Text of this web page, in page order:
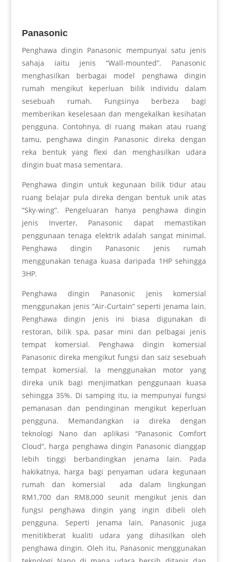
Panasonic
Penghawa dingin Panasonic mempunyai satu jenis
sahaja iaitu jenis “Wall-mounted”. Panasonic
menghasilkan berbagai model penghawa dingin
rumah mengikut keperluan bilik individu dalam
sesebuah rumah. Fungsinya berbeza bagi
memberikan keselesaan dan mengekalkan kesihatan
pengguna. Contohnya, di ruang makan atau ruang
tamu, penghawa dingin Panasonic direka dengan
reka bentuk yang flexi dan menghasilkan udara
dingin buat masa sementara.
Penghawa dingin untuk kegunaan bilik tidur atau
ruang belajar pula direka dengan bentuk unik atas
“Sky-wing”. Pengeluaran hanya penghawa dingin
jenis Inverter, Panasonic dapat memastikan
penggunaan tenaga elektrik adalah sangat minimal.
Penghawa dingin Panasonic jenis rumah
menggunakan tenaga kuasa daripada 1HP sehingga
3HP.
Penghawa dingin Panasonic jenis komersial
menggunakan jenis “Air-Curtain” seperti jenama lain.
Penghawa dingin jenis ini biasa digunakan di
restoran, bilik spa, pasar mini dan pelbagai jenis
tempat komersial. Penghawa dingin komersial
Panasonic direka mengikut fungsi dan saiz sesebuah
tempat komersial. Ia menggunakan motor yang
direka unik bagi menjimatkan penggunaan kuasa
sehingga 35%. Di samping itu, ia mempunyai fungsi
pemanasan dan pendinginan mengikut keperluan
pengguna. Memandangkan ia direka dengan
teknologi Nano dan aplikasi “Panasonic Comfort
Cloud”, harga penghawa dingin Panasonic dianggap
lebih tinggi berbandingkan jenama lain. Pada
hakikatnya, harga bagi penyaman udara kegunaan
rumah dan komersial ada dalam lingkungan
RM1,700 dan RM8,000 seunit mengikut jenis dan
fungsi penghawa dingin yang ingin dibeli oleh
pengguna. Seperti jenama lain, Panasonic juga
menitikberat kualiti udara yang dihasilkan oleh
penghawa dingin. Oleh itu, Panasonic menggunakan